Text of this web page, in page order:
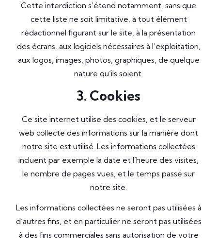
Cette interdiction s’étend notamment, sans que
cette liste ne soit limitative, à tout élément
rédactionnel figurant sur le site, à la présentation
des écrans, aux logiciels nécessaires à l’exploitation,
aux logos, images, photos, graphiques, de quelque
nature qu’ils soient.
3. Cookies
Ce site internet utilise des cookies, et le serveur
web collecte des informations sur la manière dont
notre site est utilisé. Les informations collectées
incluent par exemple la date et l’heure des visites,
le nombre de pages vues, et le temps passé sur
notre site.
Les informations collectées ne seront pas utilisées à
d’autres fins, et en particulier ne seront pas utilisées
à des fins commerciales sans autorisation de votre